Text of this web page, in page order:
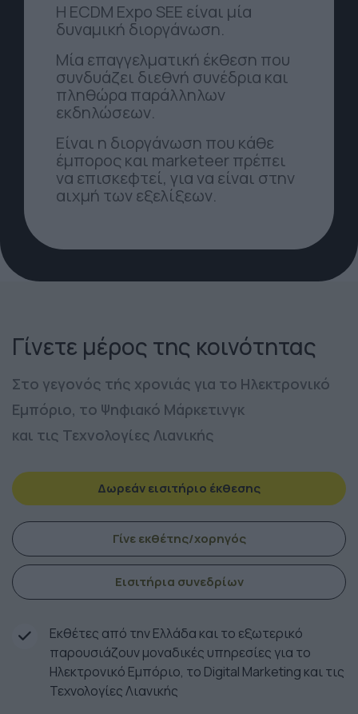
Η ECDM Expo SEE είναι μία
δυναμική διοργάνωση.
Μία επαγγελματική έκθεση που
συνδυάζει διεθνή συνέδρια και
πληθώρα παράλληλων
εκδηλώσεων.
Είναι η διοργάνωση που κάθε
έμπορος και marketeer πρέπει
να επισκεφτεί, για να είναι στην
αιχμή των εξελίξεων.
Γίνετε μέρος της κοινότητας
Στο γεγονός τής χρονιάς για το Ηλεκτρονικό
Εμπόριο, το Ψηφιακό Μάρκετινγκ
και τις Τεχνολογίες Λιανικής
Δωρεάν εισιτήριο έκθεσης
Γίνε εκθέτης/χορηγός
Εισιτήρια συνεδρίων
Εκθέτες από την Ελλάδα και το εξωτερικό
παρουσιάζουν μοναδικές υπηρεσίες για το
Ηλεκτρονικό Εμπόριο, το Digital Marketing και τις
Τεχνολογίες Λιανικής